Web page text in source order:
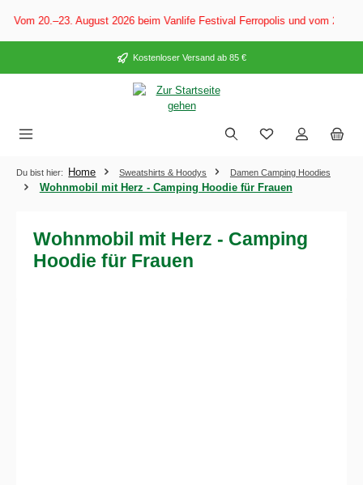
springen
20.–23. August 2026 beim Vanlife Festival Ferropolis und vom 28.
Kostenloser Versand ab 85 €
Du bist hier: Home Sweatshirts & Hoodys Damen Camping Hoodies
Wohnmobil mit Herz - Camping Hoodie für Frauen
Wohnmobil mit Herz - Camping
Hoodie für Frauen